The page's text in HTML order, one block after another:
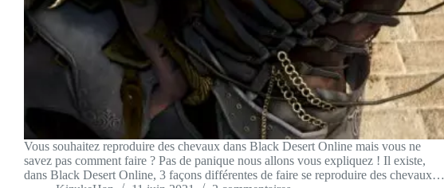
Vous souhaitez reproduire des chevaux dans Black Desert Online mais vous ne
savez pas comment faire ? Pas de panique nous allons vous expliquez ! Il existe,
dans Black Desert Online, 3 façons différentes de faire se reproduire des chevaux…